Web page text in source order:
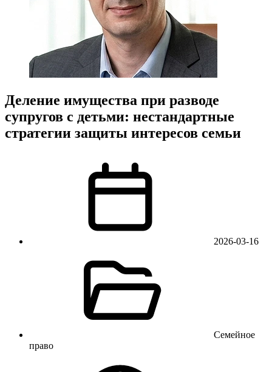
Деление имущества при разводе
супругов с детьми: нестандартные
стратегии защиты интересов семьи
2026-03-16
Семейное
право